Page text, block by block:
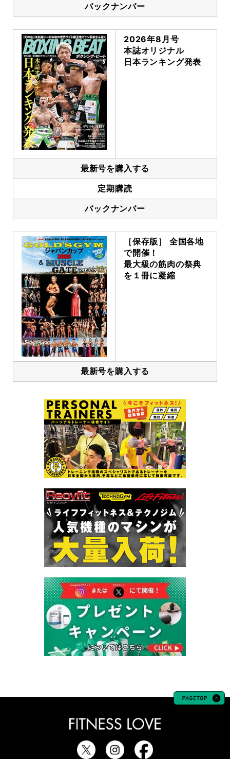
バックナンバー
2026年8月号
本誌オリジナル
日本ランキング発表
最新号を購入する
定期購読
バックナンバー
［保存版］ 全国各地
で開催！
最大級の筋肉の祭典
を１冊に凝縮
最新号を購入する